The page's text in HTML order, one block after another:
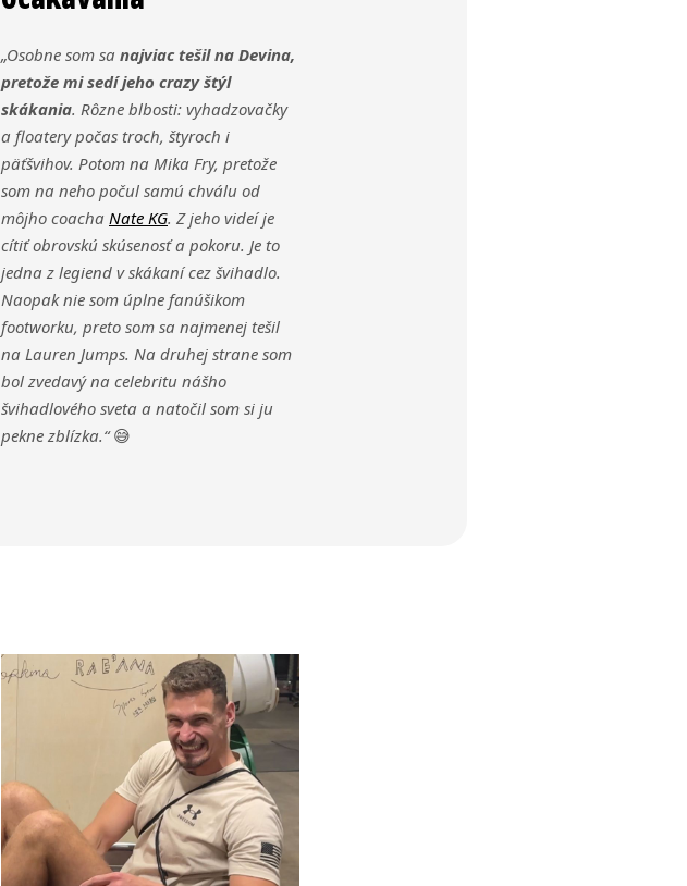
„Osobne som sa najviac tešil na Devina,
pretože mi sedí jeho crazy štýl
skákania. Rôzne blbosti: vyhadzovačky
a floatery počas troch, štyroch i
päťšvihov. Potom na Mika Fry, pretože
som na neho počul samú chválu od
môjho coacha Nate KG. Z jeho videí je
cítiť obrovskú skúsenosť a pokoru. Je to
jedna z legiend v skákaní cez švihadlo.
Naopak nie som úplne fanúšikom
footworku, preto som sa najmenej tešil
na Lauren Jumps. Na druhej strane som
bol zvedavý na celebritu nášho
švihadlového sveta a natočil som si ju
pekne zblízka.“😅